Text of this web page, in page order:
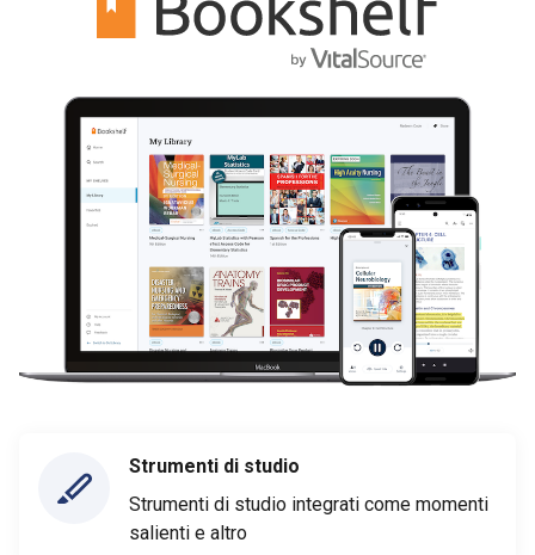
Strumenti di studio
Strumenti di studio integrati come momenti
salienti e altro